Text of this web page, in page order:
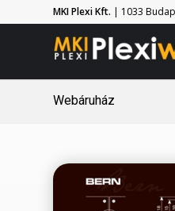
MKI Plexi Kft. | 1033
Webáruház